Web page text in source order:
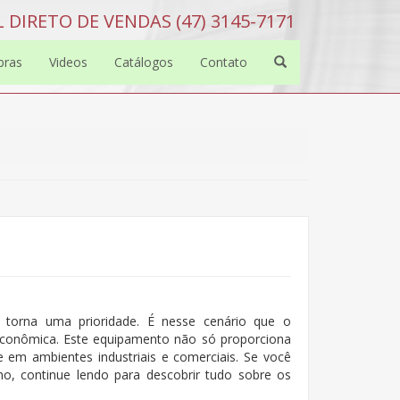
DIRETO DE VENDAS (47) 3145-7171
Videos Catálogos Contato
uma prioridade. É nesse cenário que o
Este equipamento não só proporciona
ambientes industriais e comerciais. Se você
continue lendo para descobrir tudo sobre os